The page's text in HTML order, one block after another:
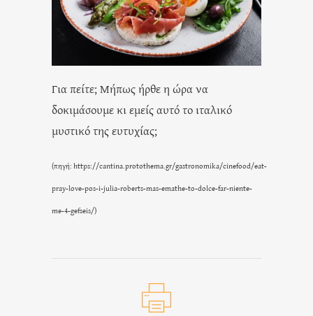
Για πείτε; Μήπως ήρθε η ώρα να
δοκιμάσουμε κι εμείς αυτό το ιταλικό
μυστικό της ευτυχίας;
(πηγή: https://cantina.protothema.gr/gastronomika/cinefood/eat-
pray-love-pos-i-julia-roberts-mas-emathe-to-dolce-far-niente-
me-4-gefseis/)